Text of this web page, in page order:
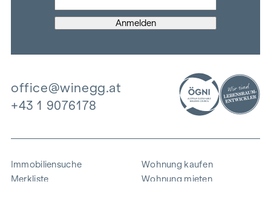
office@winegg.at
+43 1 9076178
Immobiliensuche
Merkliste
Wohnung kaufen
Wohnung mieten